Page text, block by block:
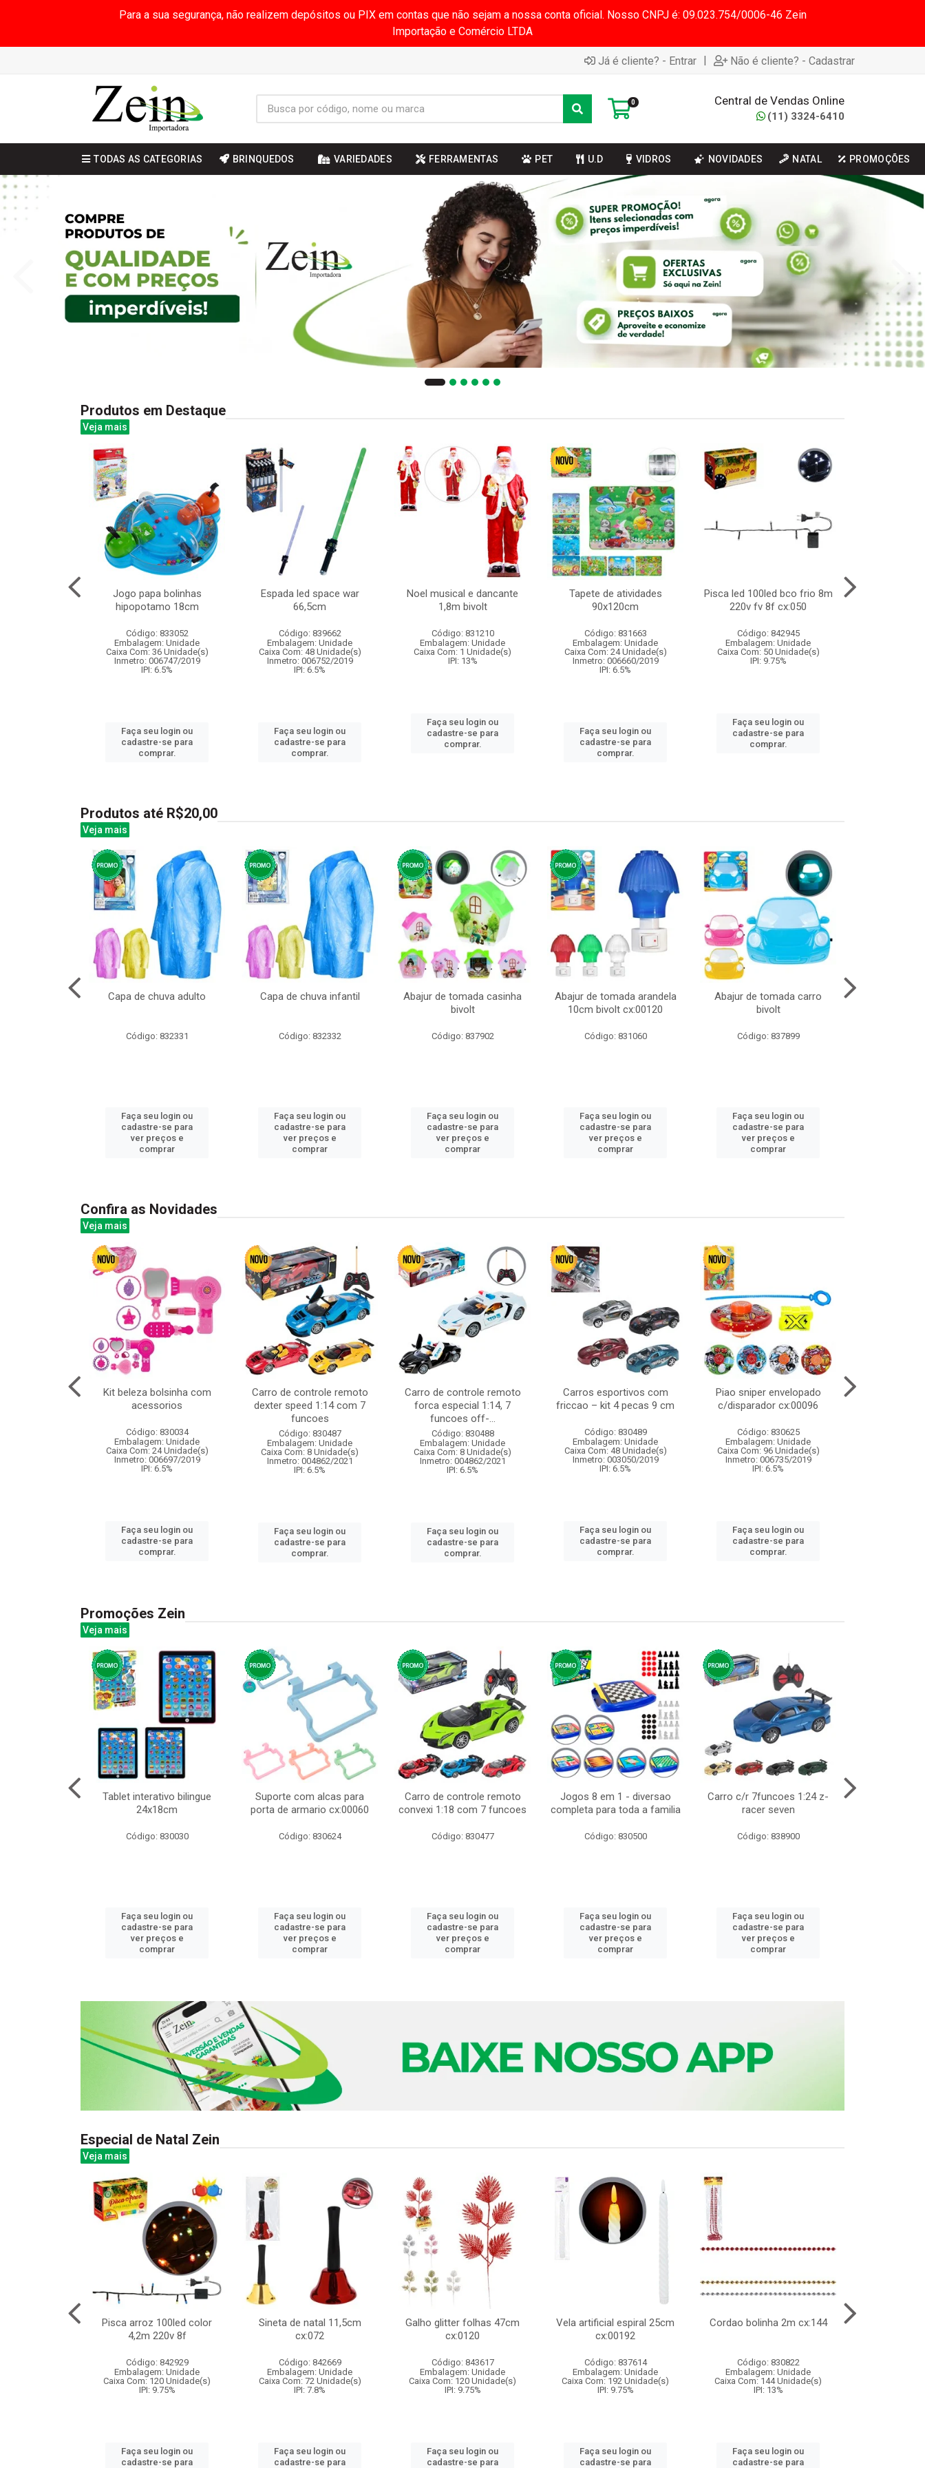
Para a sua segurança, não realizem depósitos ou PIX em contas que não sejam a nossa conta oficial. Nosso CNPJ é: 09.023.754/0006-46 Zein
Importação e Comércio LTDA
Já é cliente? - Entrar | Não é cliente? - Cadastrar
0 Central de Vendas Online
(11) 3324-6410
TODAS AS CATEGORIAS BRINQUEDOS VARIEDADES FERRAMENTAS PET U.D VIDROS NOVIDADES NATAL PROMOÇÕES
Produtos em Destaque
Veja mais
Jogo papa bolinhas
hipopotamo 18cm
Código: 833052
Embalagem: Unidade
Caixa Com: 36 Unidade(s)
Inmetro: 006747/2019
IPI: 6.5%
Faça seu login ou
cadastre-se para
comprar.
Espada led space war
66,5cm
Código: 839662
Embalagem: Unidade
Caixa Com: 48 Unidade(s)
Inmetro: 006752/2019
IPI: 6.5%
Faça seu login ou
cadastre-se para
comprar.
Noel musical e dancante
1,8m bivolt
Código: 831210
Embalagem: Unidade
Caixa Com: 1 Unidade(s)
IPI: 13%
Faça seu login ou
cadastre-se para
comprar.
Tapete de atividades
90x120cm
Código: 831663
Embalagem: Unidade
Caixa Com: 24 Unidade(s)
Inmetro: 006660/2019
IPI: 6.5%
Faça seu login ou
cadastre-se para
comprar.
Pisca led 100led bco frio 8m
220v fv 8f cx:050
Código: 842945
Embalagem: Unidade
Caixa Com: 50 Unidade(s)
IPI: 9.75%
Faça seu login ou
cadastre-se para
comprar.
Produtos até R$20,00
Veja mais
Capa de chuva adulto
Código: 832331
Faça seu login ou
cadastre-se para
ver preços e
comprar
Capa de chuva infantil
Código: 832332
Faça seu login ou
cadastre-se para
ver preços e
comprar
Abajur de tomada casinha
bivolt
Código: 837902
Faça seu login ou
cadastre-se para
ver preços e
comprar
Abajur de tomada arandela
10cm bivolt cx:00120
Código: 831060
Faça seu login ou
cadastre-se para
ver preços e
comprar
Abajur de tomada carro
bivolt
Código: 837899
Faça seu login ou
cadastre-se para
ver preços e
comprar
Confira as Novidades
Veja mais
Kit beleza bolsinha com
acessorios
Código: 830034
Embalagem: Unidade
Caixa Com: 24 Unidade(s)
Inmetro: 006697/2019
IPI: 6.5%
Faça seu login ou
cadastre-se para
comprar.
Carro de controle remoto
dexter speed 1:14 com 7
funcoes
Código: 830487
Embalagem: Unidade
Caixa Com: 8 Unidade(s)
Inmetro: 004862/2021
IPI: 6.5%
Faça seu login ou
cadastre-se para
comprar.
Carro de controle remoto
forca especial 1:14, 7
funcoes off-...
Código: 830488
Embalagem: Unidade
Caixa Com: 8 Unidade(s)
Inmetro: 004862/2021
IPI: 6.5%
Faça seu login ou
cadastre-se para
comprar.
Carros esportivos com
friccao – kit 4 pecas 9 cm
Código: 830489
Embalagem: Unidade
Caixa Com: 48 Unidade(s)
Inmetro: 003050/2019
IPI: 6.5%
Faça seu login ou
cadastre-se para
comprar.
Piao sniper envelopado
c/disparador cx:00096
Código: 830625
Embalagem: Unidade
Caixa Com: 96 Unidade(s)
Inmetro: 006735/2019
IPI: 6.5%
Faça seu login ou
cadastre-se para
comprar.
Promoções Zein
Veja mais
Tablet interativo bilingue
24x18cm
Código: 830030
Faça seu login ou
cadastre-se para
ver preços e
comprar
Suporte com alcas para
porta de armario cx:00060
Código: 830624
Faça seu login ou
cadastre-se para
ver preços e
comprar
Carro de controle remoto
convexi 1:18 com 7 funcoes
Código: 830477
Faça seu login ou
cadastre-se para
ver preços e
comprar
Jogos 8 em 1 - diversao
completa para toda a familia
Código: 830500
Faça seu login ou
cadastre-se para
ver preços e
comprar
Carro c/r 7funcoes 1:24 z-
racer seven
Código: 838900
Faça seu login ou
cadastre-se para
ver preços e
comprar
Especial de Natal Zein
Veja mais
Pisca arroz 100led color
4,2m 220v 8f
Código: 842929
Embalagem: Unidade
Caixa Com: 120 Unidade(s)
IPI: 9.75%
Faça seu login ou
cadastre-se para
Sineta de natal 11,5cm
cx:072
Código: 842669
Embalagem: Unidade
Caixa Com: 72 Unidade(s)
IPI: 7.8%
Faça seu login ou
cadastre-se para
Galho glitter folhas 47cm
cx:0120
Código: 843617
Embalagem: Unidade
Caixa Com: 120 Unidade(s)
IPI: 9.75%
Faça seu login ou
cadastre-se para
Vela artificial espiral 25cm
cx:00192
Código: 837614
Embalagem: Unidade
Caixa Com: 192 Unidade(s)
IPI: 9.75%
Faça seu login ou
cadastre-se para
Cordao bolinha 2m cx:144
Código: 830822
Embalagem: Unidade
Caixa Com: 144 Unidade(s)
IPI: 13%
Faça seu login ou
cadastre-se para